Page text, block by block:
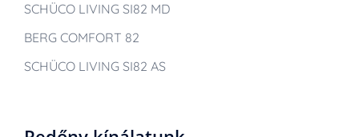
SCHÜCO LIVING SI82 MD
BERG COMFORT 82
SCHÜCO LIVING SI82 AS